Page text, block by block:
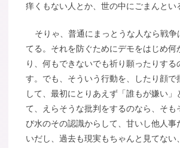
痒くもない人とか、世の中にごまんとい
そりゃ、普通にまっとうな人なら戦争
てる。それを防ぐためにデモをはじめ何
り、何もできないでも祈り願ったりする
す。でも、そういう行動を、したり顔で
して、最初にとりあえず「誰もが嫌い」
て、えらそうな批判をするのなら、そも
び水のその認識からして、甘いし他人事
いだし、過去も現実もちゃんと見てない